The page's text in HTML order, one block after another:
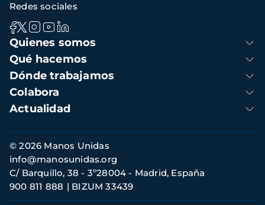
Navegación
principal
Quienes somos
Qué hacemos
Dónde trabajamos
Colabora
Actualidad
Redes sociales
Información
de
contacto
© 2026 Manos Unidas
C/ Barquillo, 38 - 3º28004 - Madrid, España
900 811 888
BIZUM 33439
info@manosunidas.org